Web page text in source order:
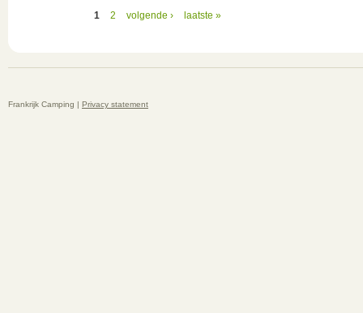
1 2 volgende › laatste »
Frankrijk Camping | Privacy statement